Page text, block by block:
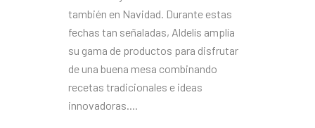
también en Navidad. Durante estas
fechas tan señaladas, Aldelís amplía
su gama de productos para disfrutar
de una buena mesa combinando
recetas tradicionales e ideas
innovadoras....